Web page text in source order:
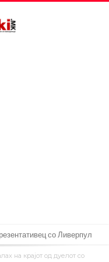
со Ливерпул
доаѓа во Јувентус!
на крајот од дуелот со